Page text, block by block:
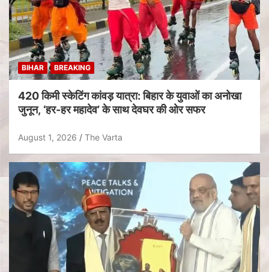
BIHAR BREAKING
420 किमी स्केटिंग कांवड़ यात्रा: बिहार के युवाओं का अनोखा
जुनून, ‘हर-हर महादेव’ के साथ देवघर की ओर सफर
August 1, 2026 The Varta